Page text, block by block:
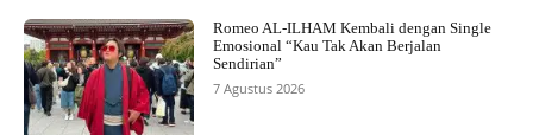
Romeo AL-ILHAM Kembali dengan Single
Emosional “Kau Tak Akan Berjalan
Sendirian”
7 Agustus 2026